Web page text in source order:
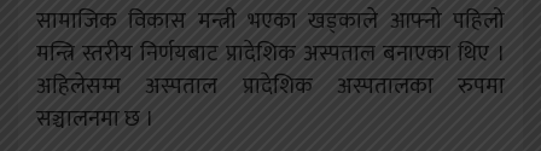
सामाजिक विकास मन्त्री भएका खड्काले आफ्नो पहिलो
मन्त्रि स्तरीय निर्णयबाट प्रादेशिक अस्पताल बनाएका थिए ।
अहिलेसम्म अस्पताल प्रादेशिक अस्पतालका रुपमा
सञ्चालनमा छ ।